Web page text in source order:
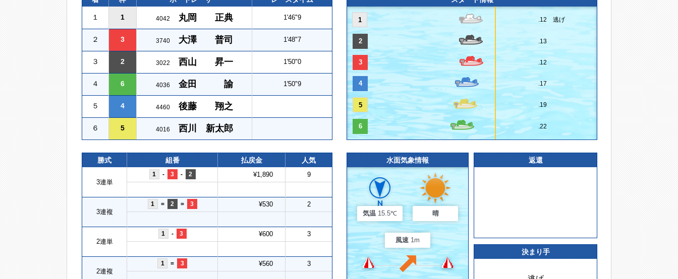
１ 1 4042 丸岡 正典 1'46"9
２ 3 3740 大澤 普司 1'48"7
３ 2 3022 西山 昇一 1'50"0
４ 6 4036 金田 諭 1'50"9
５ 4 4460 後藤 翔之
６ 5 4016 西川 新太郎
1 .12 逃げ
2 .13
3 .12
4 .17
5 .19
6 .22
勝式 組番 払戻金 人気
3連単
1 - 3 - 2 ¥1,890 9
3連複
1 = 2 = 3 ¥530 2
2連単
1 - 3 ¥600 3
2連複
1 = 3 ¥560 3
水面気象情報
気温 15.5℃ 晴
風速 1m
返還
決まり手